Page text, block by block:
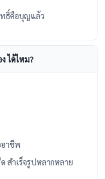
ทธิ์คือบุญแล้ว
ได้ไหม?
อาชีพ
สำเร็จรูปหลากหลาย